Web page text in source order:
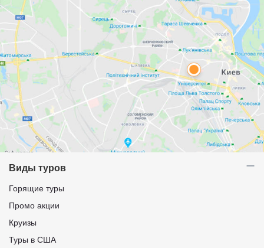
Виды туров
Горящие туры
Промо акции
Круизы
Туры в США